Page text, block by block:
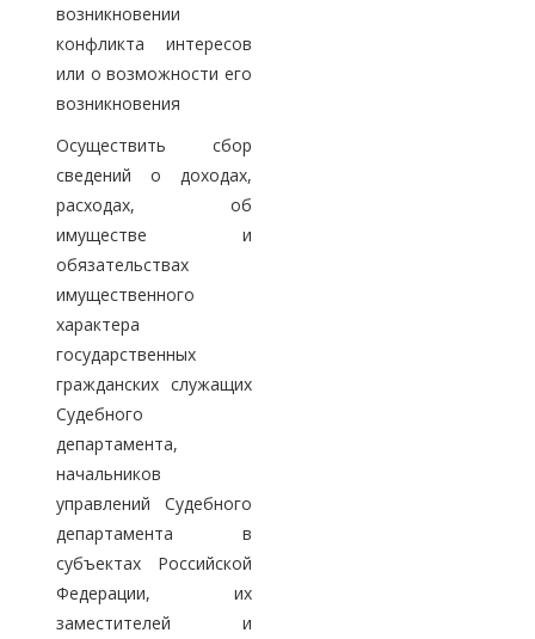
возникновении
конфликта интересов
или о возможности его
возникновения
Осуществить сбор
сведений о доходах,
расходах, об
имуществе и
обязательствах
имущественного
характера
государственных
гражданских служащих
Судебного
департамента,
начальников
управлений Судебного
департамента в
субъектах Российской
Федерации, их
заместителей и